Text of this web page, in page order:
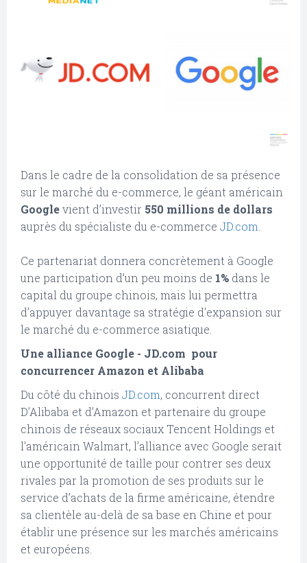
Dans le cadre de la consolidation de sa présence
sur le marché du e-commerce, le géant américain
Googlevient d’investir 550 millions de dollars
auprès du spécialiste du e-commerce JD.com
Ce partenariat donnera concrètement à Google
une participation d’un peu moins de 1% dans le
capital du groupe chinois, mais lui permettra
d’appuyer davantage sa stratégie d'expansion sur
le marché du e-commerce asiatique.
Une alliance Google - JD.com pour
concurrencer Amazon et Alibaba
Du côté du chinois JD.com, concurrent direct
D’Alibaba et d’Amazon et partenaire du groupe
chinois de réseaux sociaux Tencent Holdings et
l'américain Walmart, l’alliance avec Google serait
une opportunité de taille pour contrer ses deux
rivales par la promotion de ses produits sur le
service d’achats de la firme américaine, étendre
sa clientèle au-delà de sa base en Chine et pour
établir une présence sur les marchés américains
et européens.